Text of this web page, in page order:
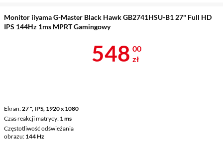
Monitor iiyama G-Master Black Hawk GB2741HSU-B1 27" Full HD
IPS 144Hz 1ms MPRT Gamingowy
Ekran 27 ", IPS, 1920 x 1080
Czas reakcji matrycy 1 ms
Częstotliwość odświeżania
obrazu 144 Hz
Cena 548 zł
548 00
zł